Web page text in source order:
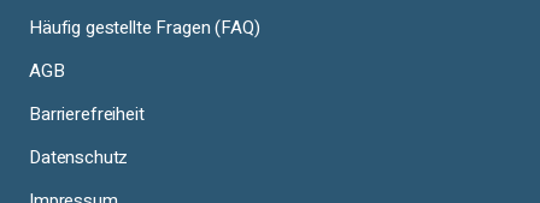
Häufig gestellte Fragen (FAQ)
AGB
Barrierefreiheit
Datenschutz